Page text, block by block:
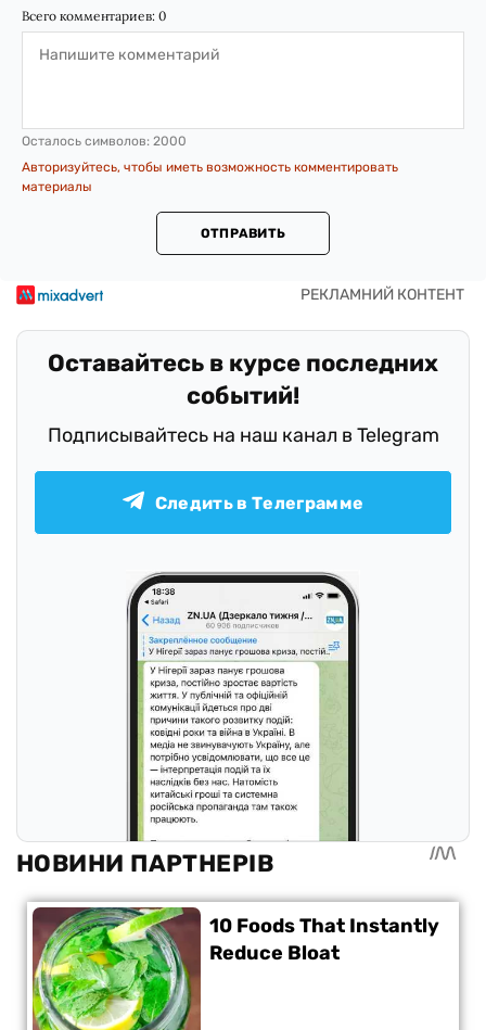
Всего комментариев: 0
Осталось символов: 2000
Авторизуйтесь, чтобы иметь возможность комментировать
материалы
ОТПРАВИТЬ
Оставайтесь в курсе последних
событий!
Подписывайтесь на наш канал в Telegram
Следить в Телеграмме